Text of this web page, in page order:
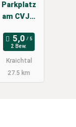
Parkplatz
am CVJM
Schloss
Unteröwish
eim
2 Bew.
Kraichtal
27.5 km